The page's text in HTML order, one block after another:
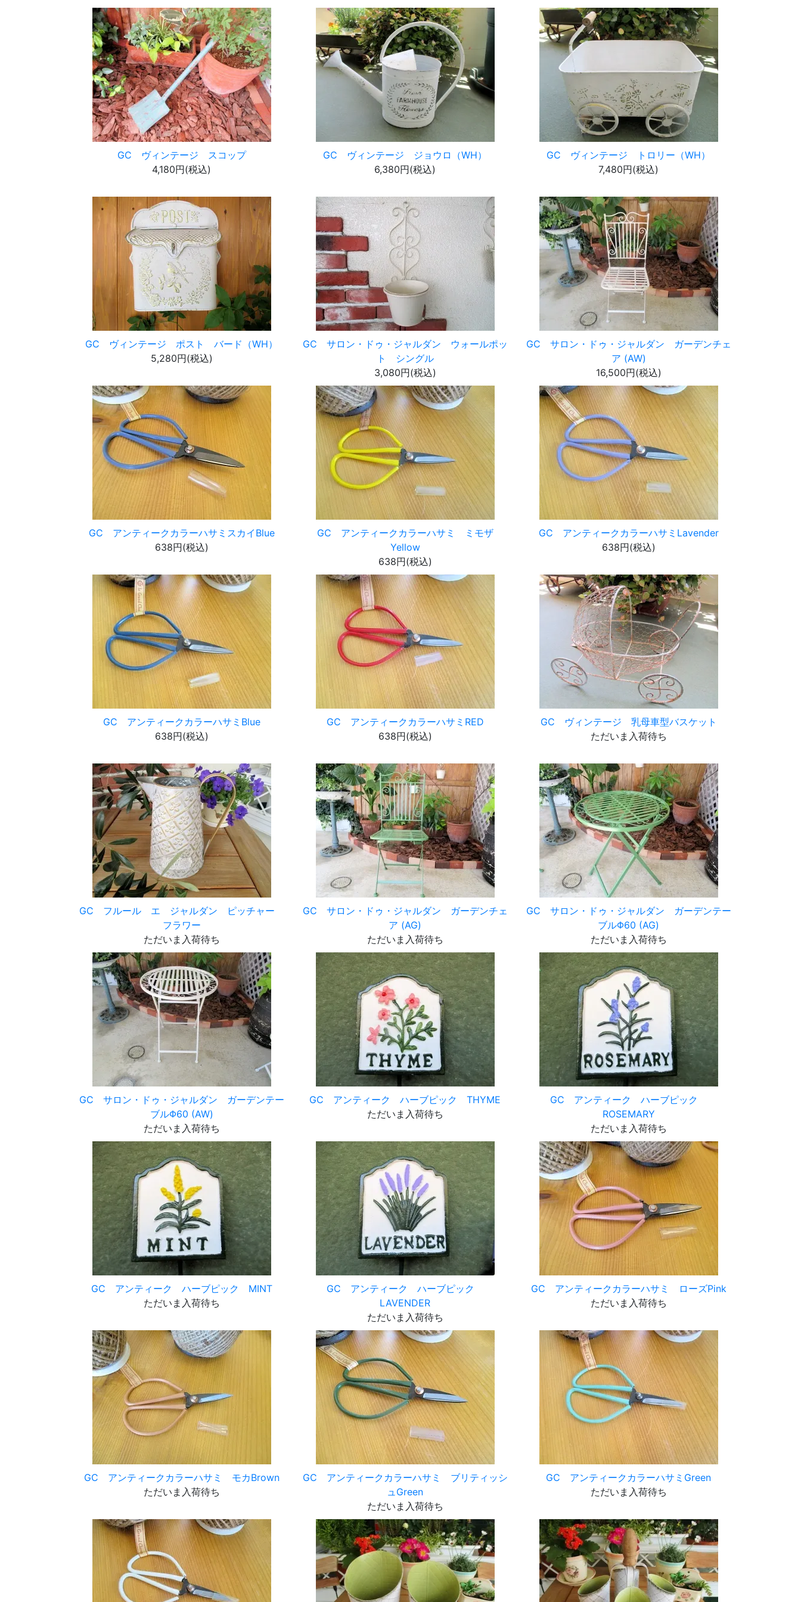
GC ヴィンテージ スコップ
4,180円(税込)
GC ヴィンテージ ジョウロ（WH）
6,380円(税込)
GC ヴィンテージ トロリー（WH）
7,480円(税込)
GC ヴィンテージ ポスト バード（WH）
5,280円(税込)
GC サロン・ドゥ・ジャルダン ウォールポッ
ト シングル
3,080円(税込)
GC サロン・ドゥ・ジャルダン ガーデンチェ
ア (AW)
16,500円(税込)
GC アンティークカラーハサミスカイBlue
638円(税込)
GC アンティークカラーハサミ ミモザ
Yellow
638円(税込)
GC アンティークカラーハサミLavender
638円(税込)
GC アンティークカラーハサミBlue
638円(税込)
GC アンティークカラーハサミRED
638円(税込)
GC ヴィンテージ 乳母車型バスケット
ただいま入荷待ち
GC フルール エ ジャルダン ピッチャー
フラワー
ただいま入荷待ち
GC サロン・ドゥ・ジャルダン ガーデンチェ
ア (AG)
ただいま入荷待ち
GC サロン・ドゥ・ジャルダン ガーデンテー
ブルΦ60 (AG)
ただいま入荷待ち
GC サロン・ドゥ・ジャルダン ガーデンテー
ブルΦ60 (AW)
ただいま入荷待ち
GC アンティーク ハーブピック THYME
ただいま入荷待ち
GC アンティーク ハーブピック
ROSEMARY
ただいま入荷待ち
GC アンティーク ハーブピック MINT
ただいま入荷待ち
GC アンティーク ハーブピック
LAVENDER
ただいま入荷待ち
GC アンティークカラーハサミ ローズPink
ただいま入荷待ち
GC アンティークカラーハサミ モカBrown
ただいま入荷待ち
GC アンティークカラーハサミ ブリティッシ
ュGreen
ただいま入荷待ち
GC アンティークカラーハサミGreen
ただいま入荷待ち